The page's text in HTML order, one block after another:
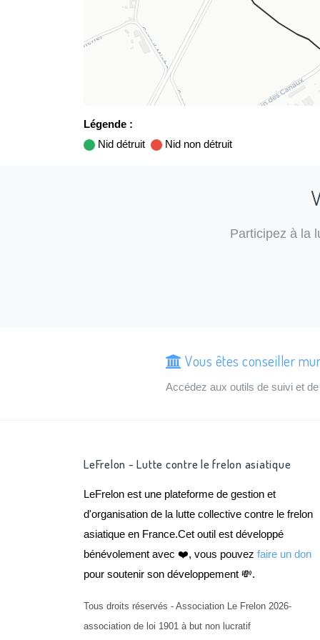
Légende :
Nid détruit
Nid non détruit
Participez à la
Vous êtes conseiller
Accédez aux outils de suivi et
LeFrelon - Lutte contre le frelon asiatique
LeFrelon est une plateforme de gestion et
d'organisation de la lutte collective contre le frelon
asiatique en France.Cet outil est développé
bénévolement avec ❤️, vous pouvez faire un don
pour soutenir son développement 💸.
Tous droits réservés - Association Le Frelon 2026-
association de loi 1901 à but non lucratif